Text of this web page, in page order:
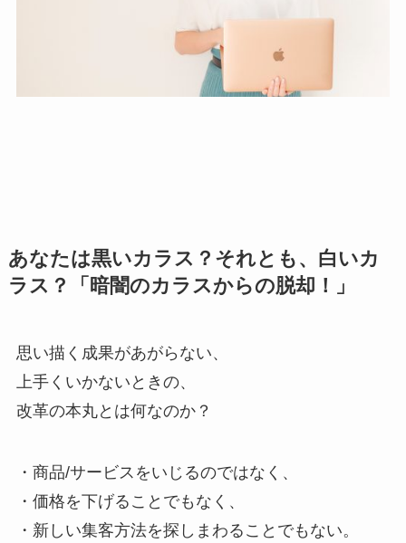
あなたは黒いカラス？それとも、白いカ
ラス？「暗闇のカラスからの脱却！」
思い描く成果があがらない、
上手くいかないときの、
改革の本丸とは何なのか？
・商品/サービスをいじるのではなく、
・価格を下げることでもなく、
・新しい集客方法を探しまわることでもない。